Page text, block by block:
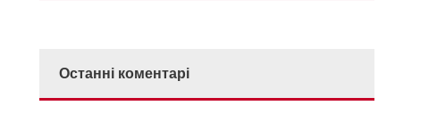
Останні коментарі